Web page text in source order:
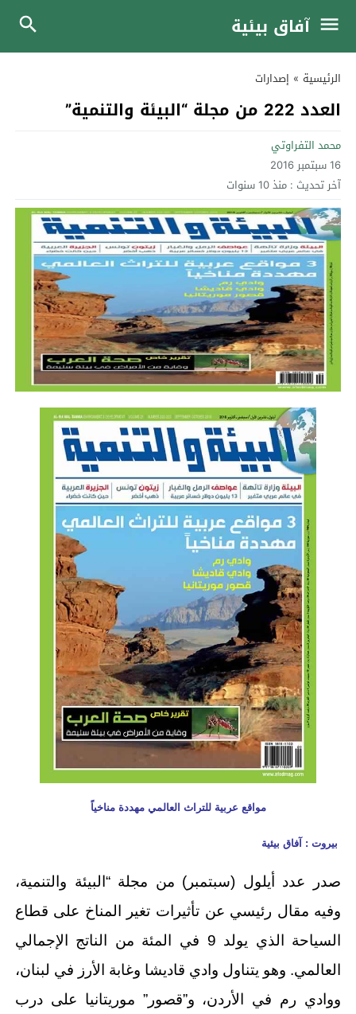
آفاق بيئية
الرئيسية » إصدارات
العدد 222 من مجلة “البيئة والتنمية”
محمد التفراوتي
16 سبتمبر 2016
آخر تحديث : منذ 10 سنوات
مواقع عربية للتراث العالمي مهددة مناخياً
بيروت : آفاق بيئية
صدر عدد أيلول (سبتمبر) من مجلة “البيئة والتنمية،
وفيه مقال رئيسي عن تأثيرات تغير المناخ على قطاع
السياحة الذي يولد 9 في المئة من الناتج الإجمالي
العالمي. وهو يتناول وادي قاديشا وغابة الأرز في لبنان،
ووادي رم في الأردن، و”قصور” موريتانيا على درب